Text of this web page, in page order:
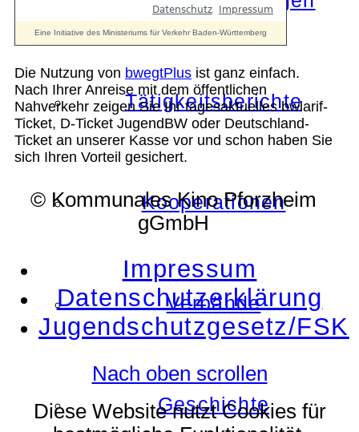
Tätigkeitsberichte
Kooperationen
Verbände
Geschichte
Die Nutzung von bwegtPlus ist ganz einfach.
Nach Ihrer Anreise mit dem öffentlichen
Nahverkehr zeigen Sie Ihr tagesaktuelles bwlarif-
Ticket, D-Ticket JugendBW oder Deutschland-
Ticket an unserer Kasse vor und schon haben Sie
sich Ihren Vorteil gesichert.
© Kommunales Kino Pforzheim
gGmbH
Impressum
Datenschutzerklärung
Jugendschutzgesetz/FSK
Nach oben scrollen
Diese Website nutzt Cookies für